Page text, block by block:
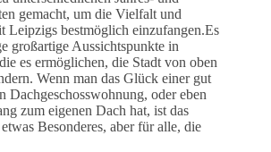
gemacht, um die Vielfalt und
Leipzigs bestmöglich einzufangen.Es
großartige Aussichtspunkte in
es ermöglichen, die Stadt von oben
Wenn man das Glück einer gut
Dachgeschosswohnung, oder eben
zum eigenen Dach hat, ist das
Besonderes, aber für alle, die